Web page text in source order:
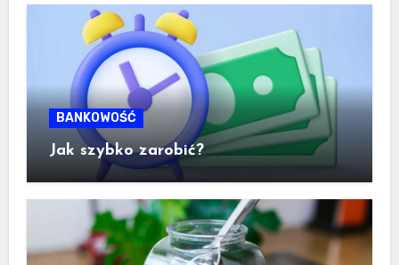
BANKOWOŚĆ
Jak szybko zarobić?